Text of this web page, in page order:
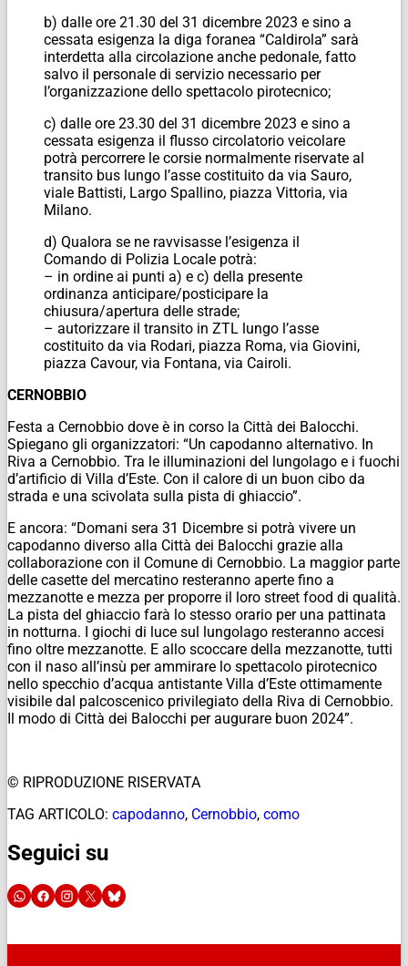
b) dalle ore 21.30 del 31 dicembre 2023 e sino a
cessata esigenza la diga foranea “Caldirola” sarà
interdetta alla circolazione anche pedonale, fatto
salvo il personale di servizio necessario per
l’organizzazione dello spettacolo pirotecnico;
c) dalle ore 23.30 del 31 dicembre 2023 e sino a
cessata esigenza il flusso circolatorio veicolare
potrà percorrere le corsie normalmente riservate al
transito bus lungo l’asse costituito da via Sauro,
viale Battisti, Largo Spallino, piazza Vittoria, via
Milano.
d) Qualora se ne ravvisasse l’esigenza il
Comando di Polizia Locale potrà:
– in ordine ai punti a) e c) della presente
ordinanza anticipare/posticipare la
chiusura/apertura delle strade;
– autorizzare il transito in ZTL lungo l’asse
costituito da via Rodari, piazza Roma, via Giovini,
piazza Cavour, via Fontana, via Cairoli.
CERNOBBIO
Festa a Cernobbio dove è in corso la Città dei Balocchi.
Spiegano gli organizzatori: “Un capodanno alternativo. In
Riva a Cernobbio. Tra le illuminazioni del lungolago e i fuochi
d’artificio di Villa d’Este. Con il calore di un buon cibo da
strada e una scivolata sulla pista di ghiaccio”.
E ancora: “Domani sera 31 Dicembre si potrà vivere un
capodanno diverso alla Città dei Balocchi grazie alla
collaborazione con il Comune di Cernobbio. La maggior parte
delle casette del mercatino resteranno aperte fino a
mezzanotte e mezza per proporre il loro street food di qualità.
La pista del ghiaccio farà lo stesso orario per una pattinata
in notturna. I giochi di luce sul lungolago resteranno accesi
fino oltre mezzanotte. E allo scoccare della mezzanotte, tutti
con il naso all’insù per ammirare lo spettacolo pirotecnico
nello specchio d’acqua antistante Villa d’Este ottimamente
visibile dal palcoscenico privilegiato della Riva di Cernobbio.
Il modo di Città dei Balocchi per augurare buon 2024”.
© RIPRODUZIONE RISERVATA
TAG ARTICOLO: capodanno, Cernobbio, como
Seguici su